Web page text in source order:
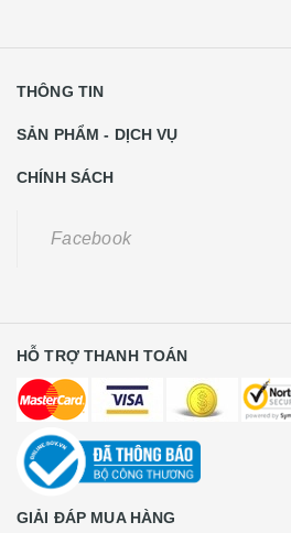
THÔNG TIN
SẢN PHẨM - DỊCH VỤ
CHÍNH SÁCH
Facebook
HỖ TRỢ THANH TOÁN
GIẢI ĐÁP MUA HÀNG